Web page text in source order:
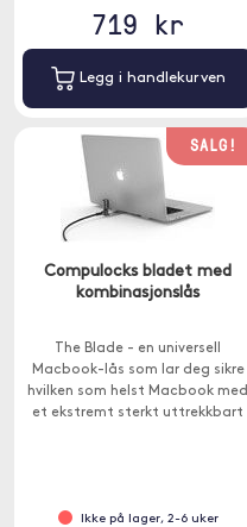
719 kr
Legg i handlekurven
SALG!
Compulocks bladet med
kombinasjonslås
The Blade - en universell
Macbook-lås som lar deg sikre
hvilken som helst Macbook med
et ekstremt sterkt uttrekkbart
Ikke på lager, 2-6 uker